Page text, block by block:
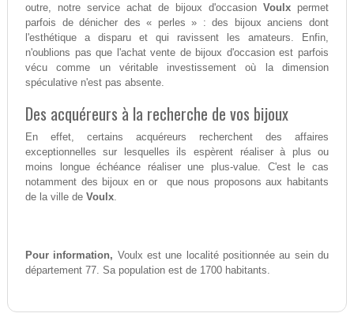
outre, notre service achat de bijoux d'occasionVoulx permet
parfois de dénicher des « perles » : des bijoux anciens dont
l'esthétique a disparu et qui ravissent les amateurs. Enfin,
n'oublions pas que l'achat vente de bijoux d'occasion est parfois
vécu comme un véritable investissement où la dimension
spéculative n'est pas absente.
Des acquéreurs à la recherche de vos bijoux
En effet, certains acquéreurs recherchent des affaires
exceptionnelles sur lesquelles ils espèrent réaliser à plus ou
moins longue échéance réaliser une plus-value. C'est le cas
notamment des bijoux en or que nous proposons aux habitants
de la ville de Voulx.
Pour information, Voulx est une localité positionnée au sein du
département 77. Sa population est de 1700 habitants.